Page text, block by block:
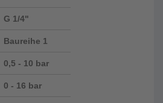
G 1/4"
Baureihe 1
0,5 - 10 bar
0 - 16 bar